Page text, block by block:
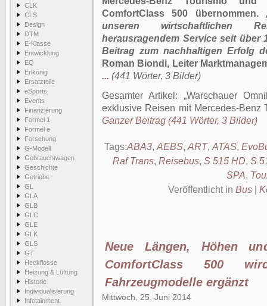
CLK
CLS
Design
DTM
E-Klasse
Entwicklung
EQ
Erlkönig
Ersatzteile
eSports
Events
Finanzierung
Formel 1
Formel e
Forschung
G-Modell
Gebrauchtwagen
Geschichte
Getriebe
GL
GLA
GLB
GLC
GLE
GLK
GLS
GT
Heckflosse
Heizung & Lüftung
Historie
Individualisierung
Infotainment
ComfortClass 500 übernommen.
unseren wirtschaftlichen
herausragendem Service seit über
Beitrag zum nachhaltigen Erfolg
Roman Biondi, Leiter
... (441 Wörter, 3 Bilder)
Gesamter Artikel:
Warschauer
exklusive Reisen mit Mercedes-Benz
Ganzer Beitrag (441 Wörter, 3 Bilder)
Tags:ABA3, AEBS, ART, ATAS,
Raf Trans, Reisebus, S 515 HD, S
SPA,
Veröffentlicht in Bus|
Neue Längen, Höhen
ComfortClass 500
Fahrzeugmodelle ergänzt
Mittwoch, 25. Juni 2014